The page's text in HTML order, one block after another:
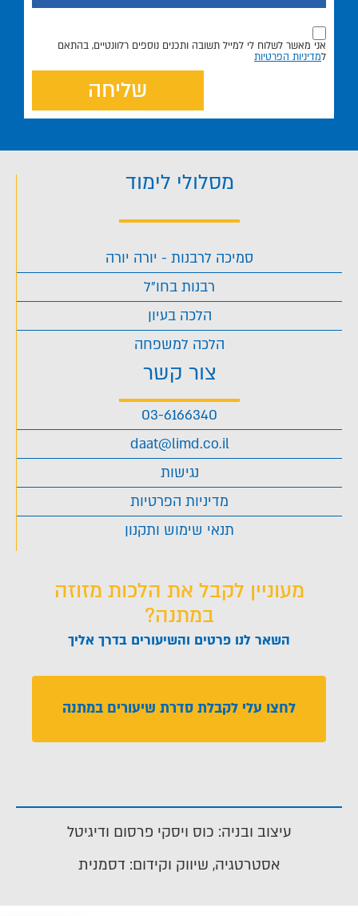
אני מאשר לשלוח לי למייל תשובה ותכנים נוספים רלוונטיים, בהתאם
למדיניות הפרטיות
שליחה
מסלולי לימוד
סמיכה לרבנות - יורה יורה
רבנות בחו"ל
הלכה בעיון
הלכה למשפחה
צור קשר
03-6166340
daat@limd.co.il
נגישות
מדיניות הפרטיות
תנאי שימוש ותקנון
מעוניין לקבל את הלכות מזוזה
במתנה?
השאר לנו פרטים והשיעורים בדרך אליך
לחצו עלי לקבלת סדרת שיעורים במתנה
עיצוב ובניה: כוס ויסקי פרסום ודיגיטל
אסטרטגיה, שיווק וקידום: דסמנית